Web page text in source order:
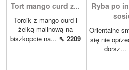
Tort mango curd z...
Torcik z mango curd i
żelką malinową na
biszkopcie na... ⇖ 2209
Ryba po
Orientalne
się nie
dorsz...